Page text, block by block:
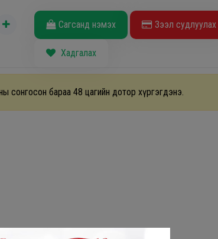
Сагсанд нэмэх Зээл судлуулах
Хадгалах
сонгосон бараа 48 цагийн дотор хүргэгдэнэ.